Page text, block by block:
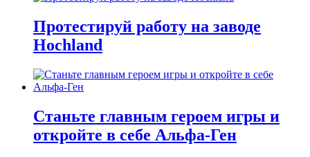
Протестируй работу на заводе
Hochland
Станьте главным героем игры и
откройте в себе Альфа-Ген